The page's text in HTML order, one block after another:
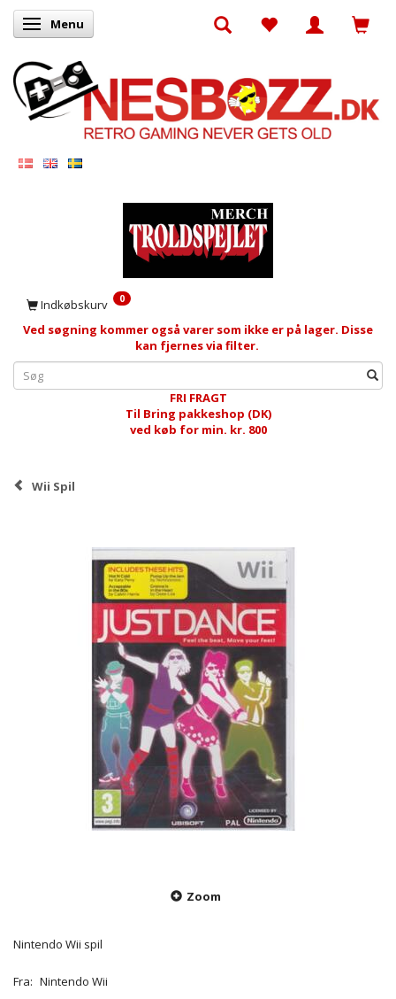
Skifte navigation
Menu
Indkøbskurv 0
Ved søgning kommer også varer som ikke er på lager. Disse
kan fjernes via filter.
FRI FRAGT
Til Bring pakkeshop (DK)
ved køb for min. kr. 800
Wii Spil
Zoom
Nintendo Wii spil
Fra: Nintendo Wii